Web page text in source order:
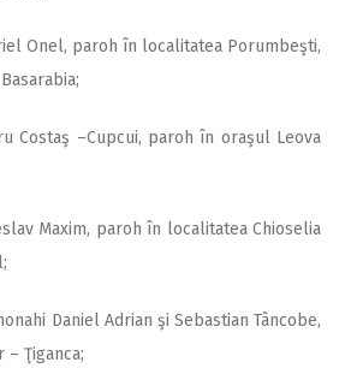
Onel, paroh în localitatea Porumbeşti,
Costaş –Cupcui, paroh în oraşul Leova
Maxim, paroh în localitatea Chioselia
Daniel Adrian şi Sebastian Tâncobe,
Ţiganca;